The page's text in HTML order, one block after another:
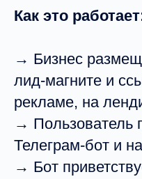
Как это
→ Бизнес
лид-магните и
рекламе, на
→ Пользователь
Телеграм-бот и
→ Бот